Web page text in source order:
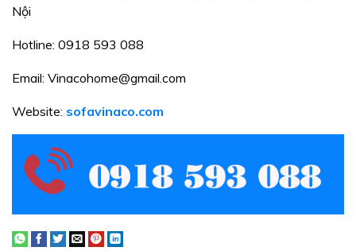
Nội
Hotline: 0918 593 088
Email: Vinacohome@gmail.com
Website: sofavinaco.com